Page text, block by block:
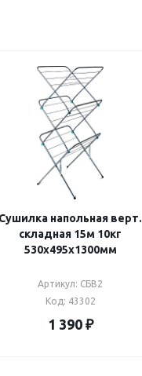
Сушилка напольная верт.
складная 15м 10кг
530х495х1300мм
Артикул: СБВ2
Код: 43302
1 390₽